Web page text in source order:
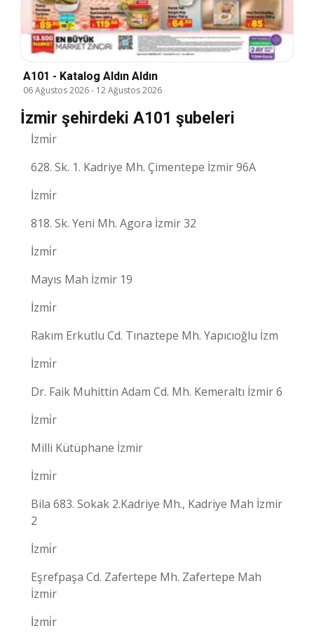
A101 - Katalog Aldın Aldın
06 Ağustos 2026- 12 Ağustos 2026
İzmir şehirdeki A101 şubeleri
İzmi̇r
628. Sk. 1. Kadriye Mh. Çimentepe İzmir 96A
İzmi̇r
818. Sk. Yeni Mh. Agora İzmir 32
İzmi̇r
Mayıs Mah İzmir 19
İzmi̇r
Rakım Erkutlu Cd. Tınaztepe Mh. Yapıcıoğlu İzm
İzmi̇r
Dr. Faik Muhittin Adam Cd. Mh. Kemeraltı İzmir 6
İzmi̇r
Milli Kütüphane İzmir
İzmi̇r
Bila 683. Sokak 2.Kadriye Mh., Kadriye Mah İzmir
2
İzmi̇r
Eşrefpaşa Cd. Zafertepe Mh. Zafertepe Mah
İzmir
İzmi̇r